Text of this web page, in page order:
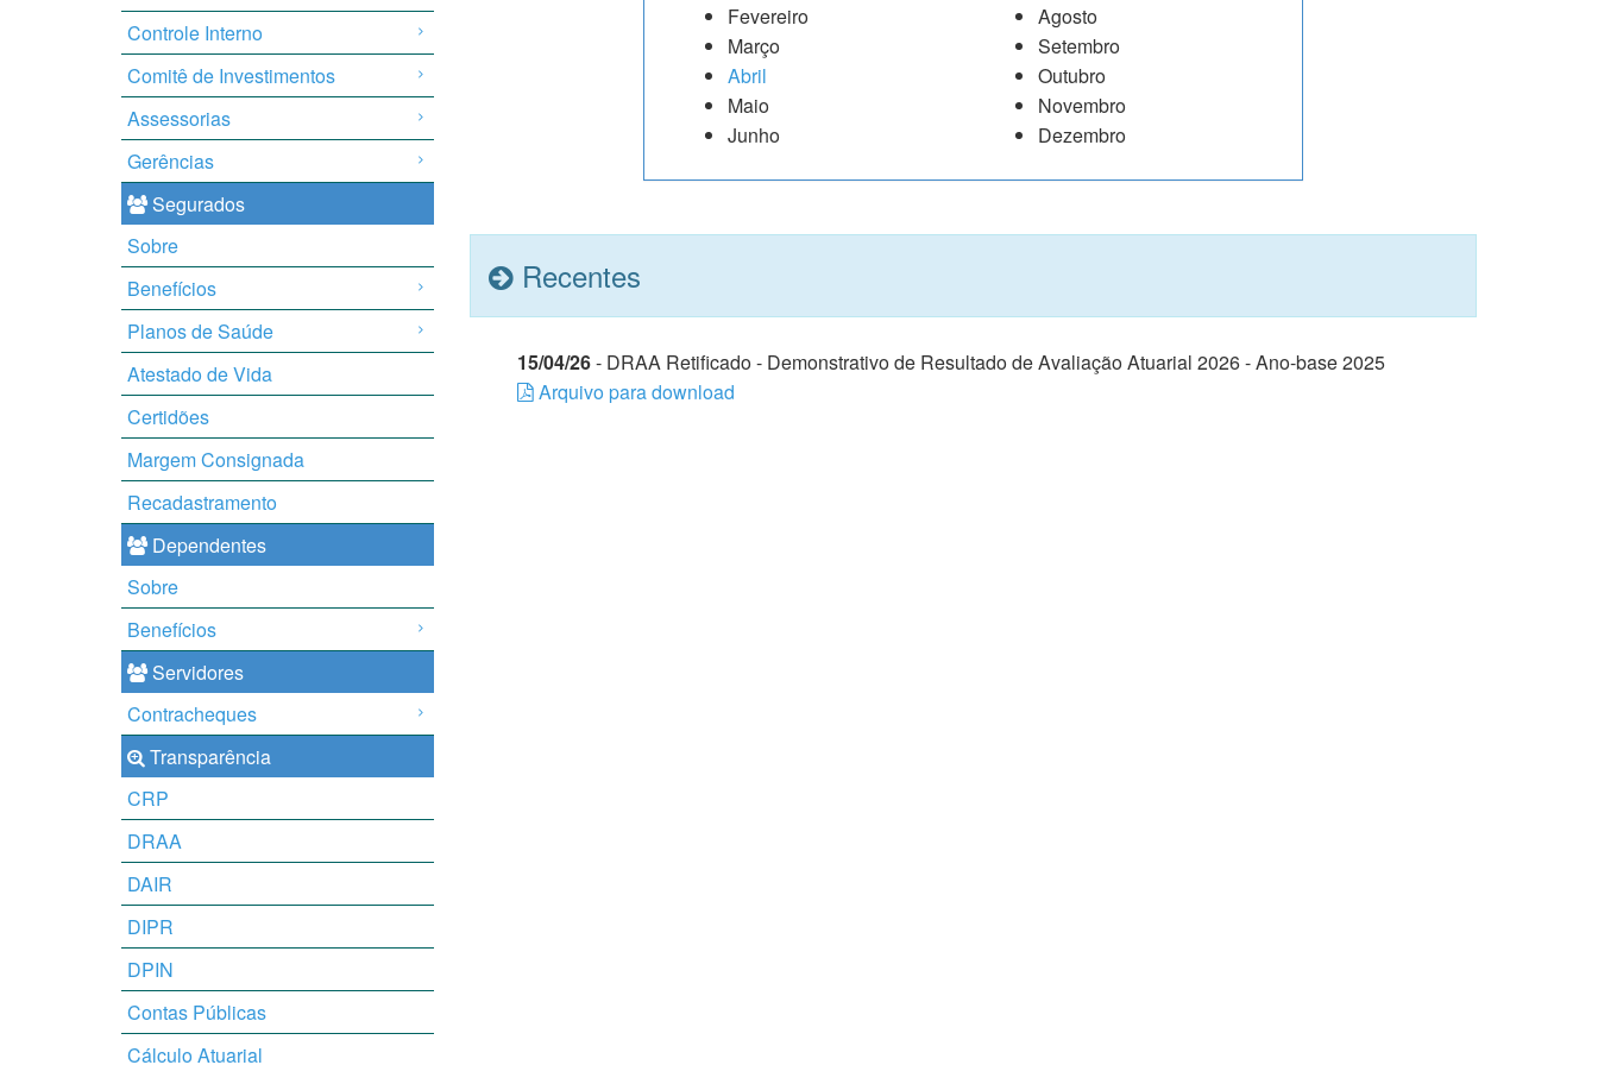
Controle Interno
Comitê de Investimentos
Assessorias
Gerências
Segurados
Sobre
Benefícios
Planos de Saúde
Atestado de Vida
Certidões
Margem Consignada
Recadastramento
Dependentes
Sobre
Benefícios
Servidores
Contracheques
Transparência
CRP
DRAA
DAIR
DIPR
DPIN
Contas Públicas
Cálculo Atuarial
Fevereiro
Março
Abril
Maio
Junho
Agosto
Setembro
Outubro
Novembro
Dezembro
Recentes
15/04/26- DRAA Retificado - Demonstrativo de Resultado de Avaliação Atuarial 2026 - Ano-base 2025
Arquivo para download